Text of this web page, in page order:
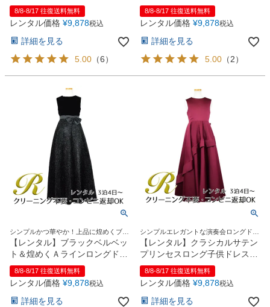
ドレス(YP082)ペールピンク
8/8-8/17 往復送料無料
レンタル価格 ¥9,878税込
詳細を見る
5.00 （6）
ドレス(YP082)ペールブルー
8/8-8/17 往復送料無料
レンタル価格 ¥9,878税込
詳細を見る
5.00 （2）
シンプルかつ華やか！上品に煌めくブラ
ックロングドレス
【レンタル】ブラックベルベッ
ト＆煌めくＡラインロングドレ
ス※ウエストリボン結び型
(YP157)ブラック
8/8-8/17 往復送料無料
レンタル価格 ¥9,878税込
詳細を見る
シンプルエレガントな演奏会ロングドレ
ス【レンタル】クラシカルサテン
プリンセスロング子供ドレス
B(yp005b)バーガンディー
8/8-8/17 往復送料無料
レンタル価格 ¥9,878税込
詳細を見る